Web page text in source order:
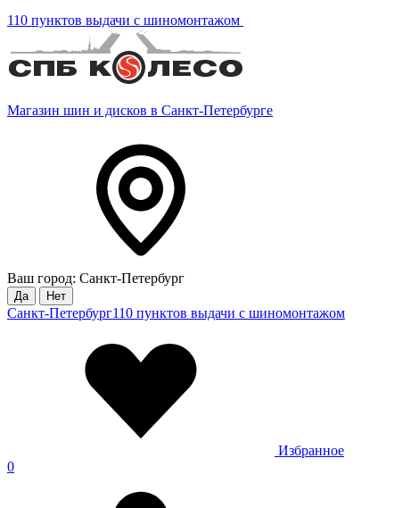
110 пунктов выдачи с шиномонтажом
Магазин шин и дисков в Санкт-Петербурге
Ваш город: Санкт-Петербург
Да Нет
Санкт-Петербург110 пунктов выдачи с шиномонтажом
Избранное
0